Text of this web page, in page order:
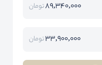
89,340,000تومان
33,900,000تومان